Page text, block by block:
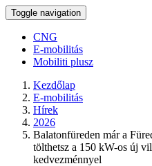
Toggle navigation
CNG
E-mobilitás
Mobiliti plusz
Kezdőlap
E-mobilitás
Hírek
2026
Balatonfüreden már a
tölthetsz a 150 kW-os új
kedvezménnyel